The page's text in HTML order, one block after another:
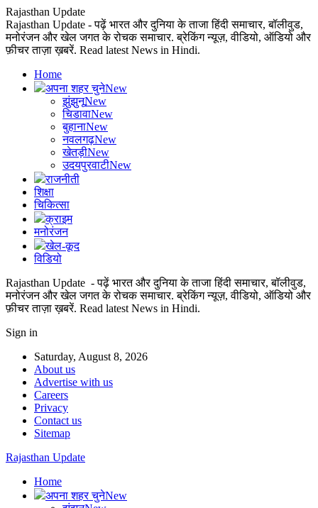
Rajasthan Update
Rajasthan Update - पढ़ें भारत और दुनिया के ताजा हिंदी समाचार, बॉलीवुड,
मनोरंजन और खेल जगत के रोचक समाचार. ब्रेकिंग न्यूज़, वीडियो, ऑडियो और
फ़ीचर ताज़ा ख़बरें. Read latest News in Hindi.
Home
अपना शहर चुनेNew
झुंझुनूNew
चिडावाNew
बुहानाNew
नवलगढ़New
खेतड़ीNew
उदयपुरवाटीNew
राजनीती
शिक्षा
चिकित्सा
क्राइम
मनोरंजन
खेल-कूद
विडियो
Rajasthan Update - पढ़ें भारत और दुनिया के ताजा हिंदी समाचार, बॉलीवुड,
मनोरंजन और खेल जगत के रोचक समाचार. ब्रेकिंग न्यूज़, वीडियो, ऑडियो और
फ़ीचर ताज़ा ख़बरें. Read latest News in Hindi.
Sign in
Saturday, August 8, 2026
About us
Advertise with us
Careers
Privacy
Contact us
Sitemap
Rajasthan Update
Home
अपना शहर चुनेNew